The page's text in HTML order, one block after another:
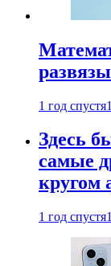
1 год спустя
Здесь
самые
кругом
1 год спустя